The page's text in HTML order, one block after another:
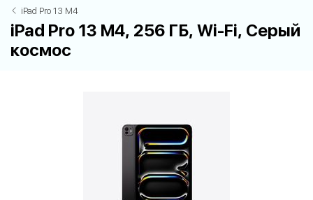
iPad Pro 13 M4
iPad Pro 13 M4, 256 ГБ, Wi-Fi, Серый
космос